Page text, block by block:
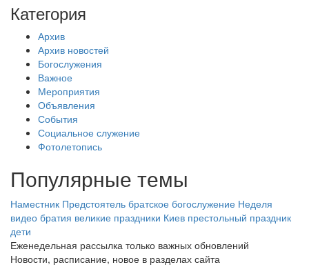
Категория
Архив
Архив новостей
Богослужения
Важное
Мероприятия
Объявления
События
Социальное служение
Фотолетопись
Популярные темы
Наместник Предстоятель братское богослужение Неделя
видео братия великие праздники Киев престольный праздник
дети
Еженедельная рассылка только важных обновлений
Новости, расписание, новое в разделах сайта